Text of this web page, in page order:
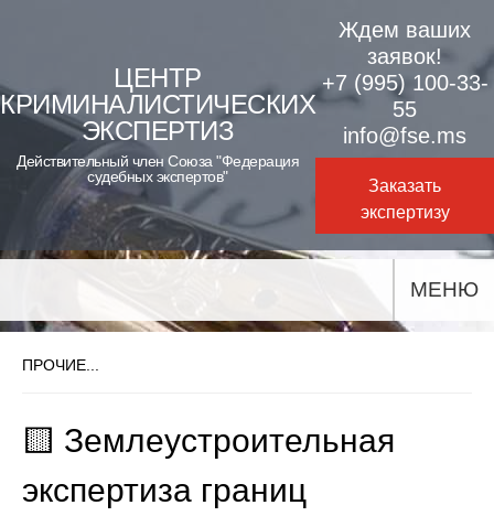
content
ЦЕНТР
КРИМИНАЛИСТИЧЕСКИХ
ЭКСПЕРТИЗ
Действительный член Союза "Федерация
судебных экспертов"
Ждем ваших
заявок!
+7 (995) 100-33-
55
info@fse.ms
Заказать
экспертизу
МЕНЮ
ПРОЧИЕ...
🟨 Землеустроительная
экспертиза границ